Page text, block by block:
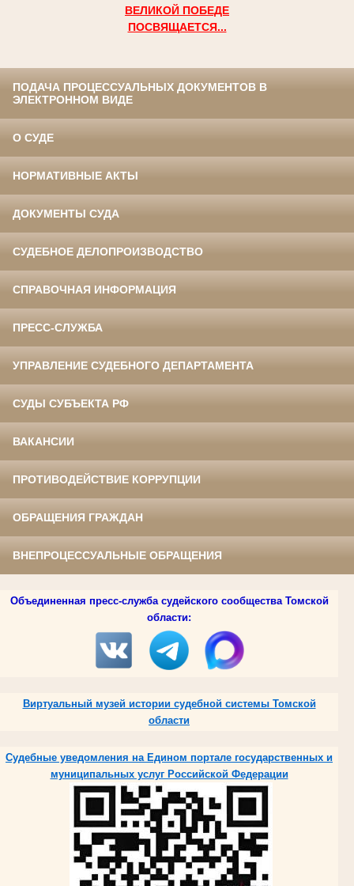
ВЕЛИКОЙ ПОБЕДЕ
ПОСВЯЩАЕТСЯ...
ПОДАЧА ПРОЦЕССУАЛЬНЫХ ДОКУМЕНТОВ В
ЭЛЕКТРОННОМ ВИДЕ
О СУДЕ
НОРМАТИВНЫЕ АКТЫ
ДОКУМЕНТЫ СУДА
СУДЕБНОЕ ДЕЛОПРОИЗВОДСТВО
СПРАВОЧНАЯ ИНФОРМАЦИЯ
ПРЕСС-СЛУЖБА
УПРАВЛЕНИЕ СУДЕБНОГО ДЕПАРТАМЕНТА
СУДЫ СУБЪЕКТА РФ
ВАКАНСИИ
ПРОТИВОДЕЙСТВИЕ КОРРУПЦИИ
ОБРАЩЕНИЯ ГРАЖДАН
ВНЕПРОЦЕССУАЛЬНЫЕ ОБРАЩЕНИЯ
Объединенная пресс-служба судейского сообщества Томской
области:
Виртуальный музей истории судебной системы Томской
области
Судебные уведомления на Едином портале государственных и
муниципальных услуг Российской Федерации